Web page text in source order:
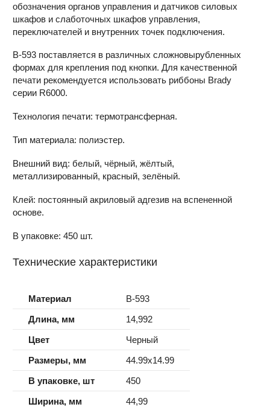
обозначения органов управления и датчиков силовых
шкафов и слаботочных шкафов управления,
переключателей и внутренних точек подключения.
В-593 поставляется в различных сложновырубленных
формах для крепления под кнопки. Для качественной
печати рекомендуется использовать риббоны Brady
серии R6000.
Технология печати: термотрансферная.
Тип материала: полиэстер.
Внешний вид: белый, чёрный, жёлтый,
металлизированный, красный, зелёный.
Клей: постоянный акриловый адгезив на вспененной
основе.
В упаковке: 450 шт.
Технические характеристики
Материал
B-593
Длина, мм
14,992
Цвет
Черный
Размеры, мм
44.99x14.99
В упаковке, шт
450
Ширина, мм
44,99